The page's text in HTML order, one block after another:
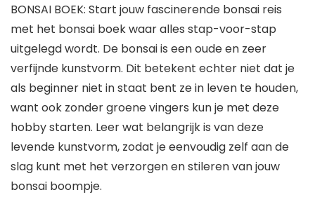
BONSAI BOEK: Start jouw fascinerende bonsai reis
met het bonsai boek waar alles stap-voor-stap
uitgelegd wordt. De bonsai is een oude en zeer
verfijnde kunstvorm. Dit betekent echter niet dat je
als beginner niet in staat bent ze in leven te houden,
want ook zonder groene vingers kun je met deze
hobby starten. Leer wat belangrijk is van deze
levende kunstvorm, zodat je eenvoudig zelf aan de
slag kunt met het verzorgen en stileren van jouw
bonsai boompje.